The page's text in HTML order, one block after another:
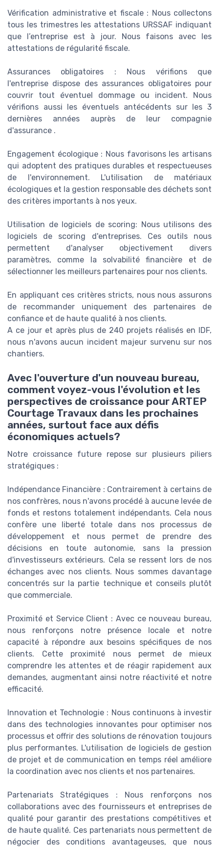
Vérification administrative et fiscale : Nous collectons
tous les trimestres les attestations URSSAF indiquant
que l’entreprise est à jour. Nous faisons avec les
attestations de régularité fiscale.
Assurances obligatoires : Nous vérifions que
l'entreprise dispose des assurances obligatoires pour
couvrir tout éventuel dommage ou incident. Nous
vérifions aussi les éventuels antécédents sur les 3
dernières années auprès de leur compagnie
d'assurance .
Engagement écologique : Nous favorisons les artisans
qui adoptent des pratiques durables et respectueuses
de l'environnement. L'utilisation de matériaux
écologiques et la gestion responsable des déchets sont
des critères importants à nos yeux.
Utilisation de logiciels de scoring: Nous utilisons des
logiciels de scoring d'entreprises. Ces outils nous
permettent d'analyser objectivement divers
paramètres, comme la solvabilité financière et de
sélectionner les meilleurs partenaires pour nos clients.
En appliquant ces critères stricts, nous nous assurons
de recommander uniquement des partenaires de
confiance et de haute qualité à nos clients.
A ce jour et après plus de 240 projets réalisés en IDF,
nous n'avons aucun incident majeur survenu sur nos
chantiers.
Avec l'ouverture d'un nouveau bureau,
comment voyez-vous l'évolution et les
perspectives de croissance pour ARTEP
Courtage Travaux dans les prochaines
années, surtout face aux défis
économiques actuels?
Notre croissance future repose sur plusieurs piliers
stratégiques :
Indépendance Financière : Contrairement à certains de
nos confrères, nous n'avons procédé à aucune levée de
fonds et restons totalement indépendants. Cela nous
confère une liberté totale dans nos processus de
développement et nous permet de prendre des
décisions en toute autonomie, sans la pression
d'investisseurs extérieurs. Cela se ressent lors de nos
échanges avec nos clients. Nous sommes davantage
concentrés sur la partie technique et conseils plutôt
que commerciale.
Proximité et Service Client : Avec ce nouveau bureau,
nous renforçons notre présence locale et notre
capacité à répondre aux besoins spécifiques de nos
clients. Cette proximité nous permet de mieux
comprendre les attentes et de réagir rapidement aux
demandes, augmentant ainsi notre réactivité et notre
efficacité.
Innovation et Technologie : Nous continuons à investir
dans des technologies innovantes pour optimiser nos
processus et offrir des solutions de rénovation toujours
plus performantes. L'utilisation de logiciels de gestion
de projet et de communication en temps réel améliore
la coordination avec nos clients et nos partenaires.
Partenariats Stratégiques : Nous renforçons nos
collaborations avec des fournisseurs et entreprises de
qualité pour garantir des prestations compétitives et
de haute qualité. Ces partenariats nous permettent de
négocier des conditions avantageuses, que nous